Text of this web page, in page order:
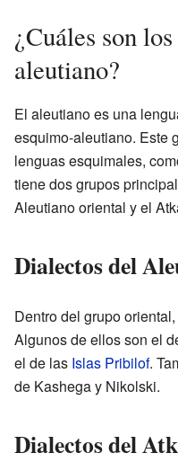
¿Cuáles son
aleutiano?
El aleutiano es una
esquimo-aleutiano. Este
lenguas esquimales,
tiene dos grupos
Aleutiano oriental y el
Dialectos del
Dentro del grupo
Algunos de ellos son el
el de las Islas Pribilof.
de Kashega y Nikolski.
Dialectos del